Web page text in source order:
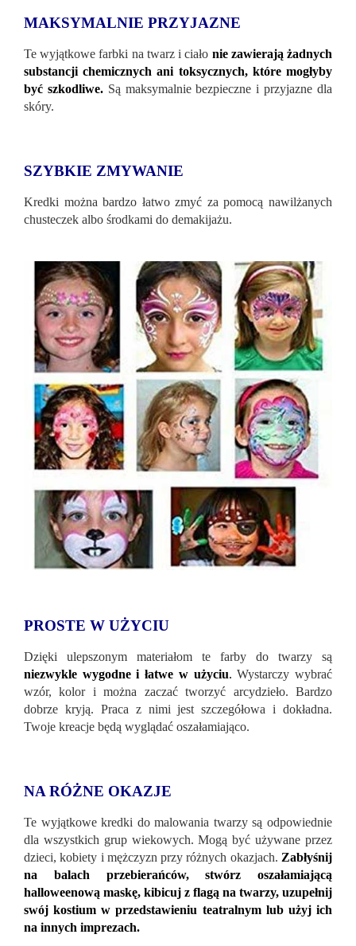
MAKSYMALNIE PRZYJAZNE
Te wyjątkowe farbki na twarz i ciało nie zawierają żadnych
substancji chemicznych ani toksycznych, które mogłyby
być szkodliwe.Są maksymalnie bezpieczne i przyjazne dla
skóry.
SZYBKIE ZMYWANIE
Kredki można bardzo łatwo zmyć za pomocą nawilżanych
chusteczek albo środkami do demakijażu.
PROSTE W UŻYCIU
Dzięki ulepszonym materiałom te farby do twarzy są
niezwykle wygodne i łatwe w użyciu. Wystarczy wybrać
wzór, kolor i można zaczać tworzyć arcydzieło. Bardzo
dobrze kryją. Praca z nimi jest szczegółowa i dokładna.
Twoje kreacje będą wyglądać oszałamiająco.
NA RÓŻNE OKAZJE
Te wyjątkowe kredki do malowania twarzy są odpowiednie
dla wszystkich grup wiekowych. Mogą być używane przez
dzieci, kobiety i mężczyzn przy różnych okazjach. Zabłyśnij
na balach przebierańców, stwórz oszałamiającą
halloweenową maskę, kibicuj z flagą na twarzy, uzupełnij
swój kostium w przedstawieniu teatralnym lub użyj ich
na innych imprezach.